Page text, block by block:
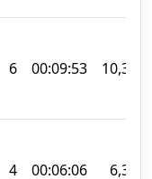
6 00:09:53 10,33%
4 00:06:06 6,38%